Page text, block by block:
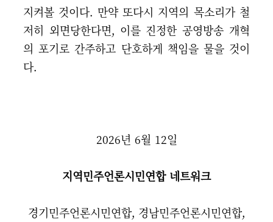
지켜볼 것이다. 만약 또다시 지역의 목소리가 철
저히 외면당한다면, 이를 진정한 공영방송 개혁
의 포기로 간주하고 단호하게 책임을 물을 것이
다.
2026년 6월 12일
지역민주언론시민연합 네트워크
경기민주언론시민연합, 경남민주언론시민연합,